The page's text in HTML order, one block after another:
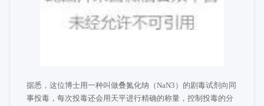
据悉，这位博士用一种叫做叠氮化纳 （NaN3）的剧毒试剂向同
事投毒，每次投毒还会用天平进行精确的称量，控制投毒的分